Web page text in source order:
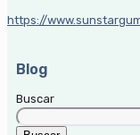
https://
Blog
Buscar